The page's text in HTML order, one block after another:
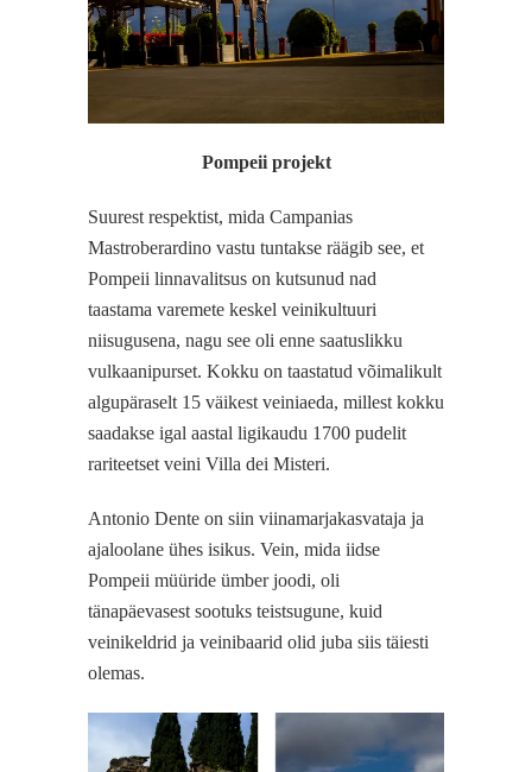
Pompeii projekt
Suurest respektist, mida Campanias
Mastroberardino vastu tuntakse räägib see, et
Pompeii linnavalitsus on kutsunud nad
taastama varemete keskel veinikultuuri
niisugusena, nagu see oli enne saatuslikku
vulkaanipurset. Kokku on taastatud võimalikult
algupäraselt 15 väikest veiniaeda, millest kokku
saadakse igal aastal ligikaudu 1700 pudelit
rariteetset veini Villa dei Misteri.
Antonio Dente on siin viinamarjakasvataja ja
ajaloolane ühes isikus. Vein, mida iidse
Pompeii müüride ümber joodi, oli
tänapäevasest sootuks teistsugune, kuid
veinikeldrid ja veinibaarid olid juba siis täiesti
olemas.